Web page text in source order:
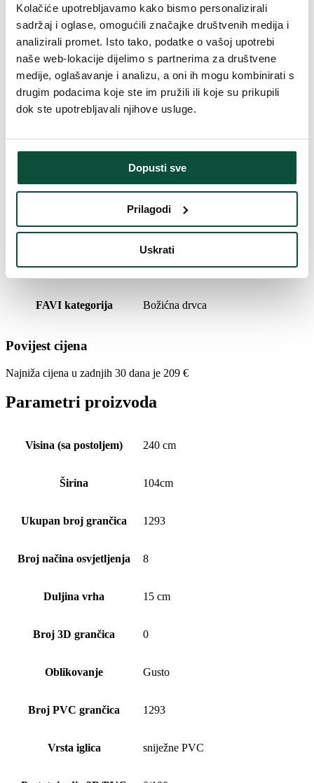
Kolačiće upotrebljavamo kako bismo personalizirali
sadržaj i oglase, omogućili značajke društvenih medija i
analizirali promet. Isto tako, podatke o vašoj upotrebi
naše web-lokacije dijelimo s partnerima za društvene
medije, oglašavanje i analizu, a oni ih mogu kombinirati s
drugim podacima koje ste im pružili ili koje su prikupili
dok ste upotrebljavali njihove usluge.
Dopusti sve
Prilagodi
Uskrati
Vrsta rasklapanja snap tree
Broj LED dioda 460
Težina (brutto) 9,5
LED boja Toplo bijela
Težina (brutto) 11,7
Postolje (uključeno u paket) Metalni
Paket 1 115x40x36
Vrijeme isporuke 4 dana
FAVI kategorija Božićna drvca
Povijest cijena
Najniža cijena u zadnjih 30 dana je 209 €
Parametri proizvoda
Visina (sa postoljem) 240 cm
Širina 104cm
Ukupan broj grančica 1293
Broj načina osvjetljenja 8
Duljina vrha 15 cm
Broj 3D grančica 0
Oblikovanje Gusto
Broj PVC grančica 1293
Vrsta iglica sniježne PVC